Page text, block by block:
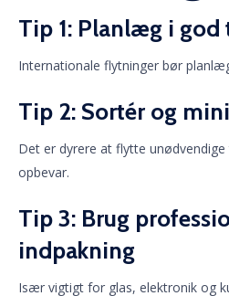
Tip 1: Planlæg i god
Internationale flytninger bør
Tip 2: Sortér og
Det er dyrere at flytte
opbevar.
Tip 3: Brug
indpakning
Især vigtigt for glas, elektronik og